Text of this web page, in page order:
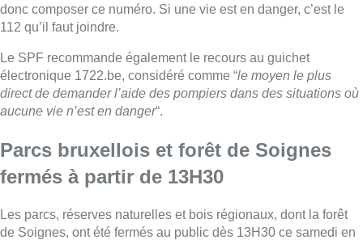
donc composer ce numéro. Si une vie est en danger, c’est le
112 qu’il faut joindre.
Le SPF recommande également le recours au guichet
électronique 1722.be, considéré comme “le moyen le plus
direct de demander l’aide des pompiers dans des situations où
aucune vie n’est en danger“.
Parcs bruxellois et forêt de Soignes
fermés à partir de 13H30
Les parcs, réserves naturelles et bois régionaux, dont la forêt
de Soignes, ont été fermés au public dès 13H30 ce samedi en